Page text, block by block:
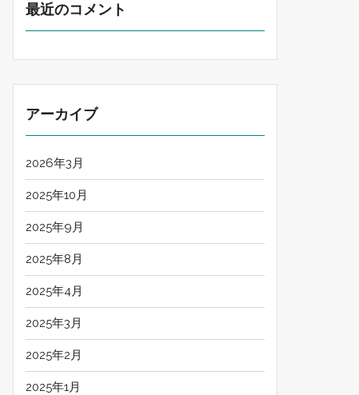
最近のコメント
アーカイブ
2026年3月
2025年10月
2025年9月
2025年8月
2025年4月
2025年3月
2025年2月
2025年1月